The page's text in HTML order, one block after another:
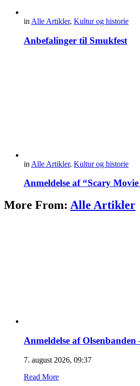
in Alle Artikler, Kultur og historie
Anbefalinger til Smukfest
in Alle Artikler, Kultur og historie
Anmeldelse af “Scary
More From: Alle Artikler
Anmeldelse af Olsenbanden
7. august 2026, 09:37
Read More